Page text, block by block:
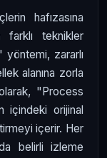
hafızasına
teknikler
yöntemi, zararlı
alanına zorla
"Process
içindeki orijinal
içerir. Her
belirli izleme